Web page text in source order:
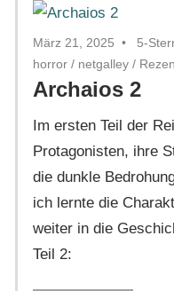
März 21, 2025 5-
horror / netgalley /
Archaios 2
Im ersten Teil der
Protagonisten, ihre
die dunkle
ich lernte die
weiter in die
Teil 2: